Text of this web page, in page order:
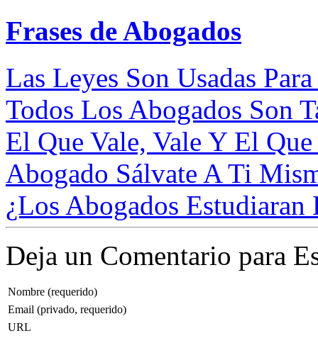
Frases de Abogados
Las Leyes Son Usadas
Todos Los Abogados Son
El Que Vale, Vale Y El
Abogado Sálvate A Ti
¿Los Abogados
Deja un Comentario para
Nombre (requerido)
Email (privado, requerido)
URL